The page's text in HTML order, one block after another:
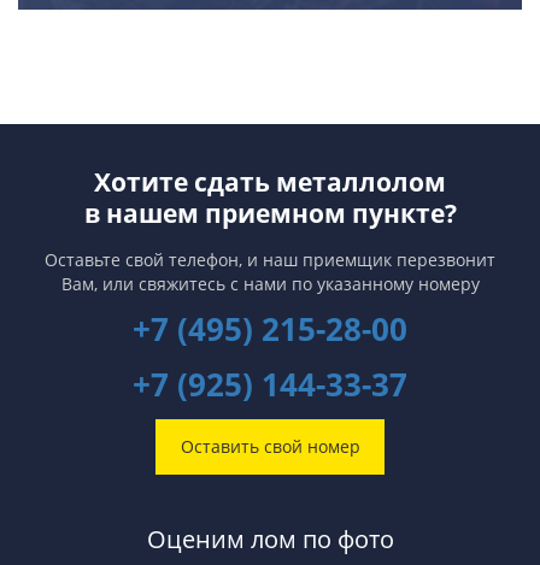
Хотите сдать металлолом
в нашем приемном пункте?
Оставьте свой телефон, и наш приемщик перезвонит
Вам, или свяжитесь с нами по указанному номеру
+7 (495) 215-28-00
+7 (925) 144-33-37
Оставить свой номер
Оценим лом по фото